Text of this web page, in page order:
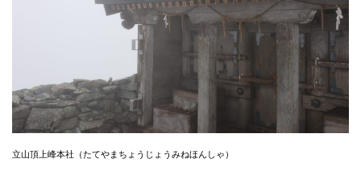
立山頂上峰本社（たてやまちょうじょうみねほんしゃ）